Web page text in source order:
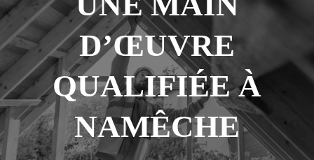
D’ŒUVRE
QUALIFIÉE À
NAMÊCHE